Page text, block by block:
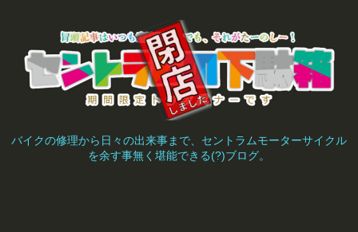
バイクの修理から日々の出来事まで、セントラムモーターサイクル
を余す事無く堪能できる(?)ブログ。